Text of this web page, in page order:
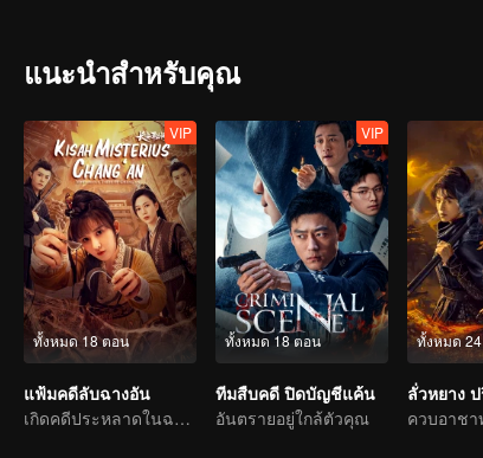
beginning, uncovering an old, unresolved case. It turns out
Shang Jie, too, overcame the shadows of her past,
fight alongside An Ping.
แนะนำสำหรับคุณ
ทั้งหมด 18 ตอน
VIP
แฟ้มคดีลับฉางอัน
เกิดคดีประหลาดในฉางอันบ่อยครั้ง คนใจกล้าเชิญเข้ามา
ทั้งหมด 18 ตอน
VIP
ทีมสืบคดี ปิดบัญชีแค้น
อันตรายอยู่ใกล้ตัวคุณ
ทั้งหมด